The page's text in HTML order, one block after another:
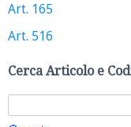
Art. 165
Art. 516
Cerca Articolo e